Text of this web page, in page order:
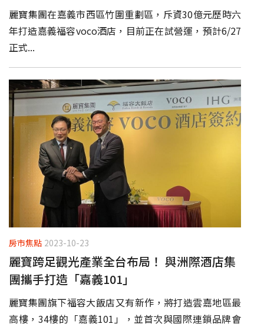
麗寶集團在嘉義市西區竹圍重劃區，斥資30億元歷時六
年打造嘉義福容voco酒店，目前正在試營運，預計6/27
正式...
房市焦點 2023-10-23
麗寶跨足觀光產業全台布局！ 與洲際酒店集
團攜手打造「嘉義101」
麗寶集團旗下福容大飯店又有新作，將打造雲嘉地區最
高樓，34樓的「嘉義101」，並首次與國際連鎖品牌會